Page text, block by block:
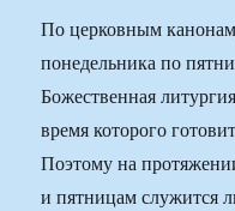
По церковным
понедельника по
Божественная
время которого
Поэтому на
и пятницам служится